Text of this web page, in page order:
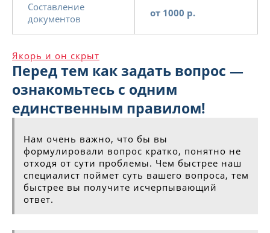
Составление
документов
от 1000 р.
Якорь и он скрыт
Перед тем как задать вопрос —
ознакомьтесь с одним
единственным правилом!
Нам очень важно, что бы вы
формулировали вопрос кратко, понятно не
отходя от сути проблемы. Чем быстрее наш
специалист поймет суть вашего вопроса, тем
быстрее вы получите исчерпывающий
ответ.